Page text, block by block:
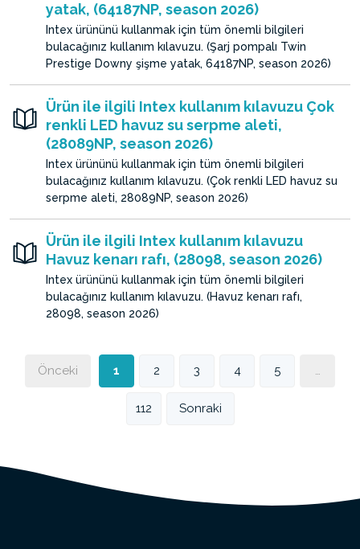
yatak, (64187NP, season 2026)
Intex ürününü kullanmak için tüm önemli bilgileri
bulacağınız kullanım kılavuzu. (Şarj pompalı Twin
Prestige Downy şişme yatak, 64187NP, season 2026)
Ürün ile ilgili Intex kullanım kılavuzu Çok
renkli LED havuz su serpme aleti,
(28089NP, season 2026)
Intex ürününü kullanmak için tüm önemli bilgileri
bulacağınız kullanım kılavuzu. (Çok renkli LED havuz su
serpme aleti, 28089NP, season 2026)
Ürün ile ilgili Intex kullanım kılavuzu
Havuz kenarı rafı, (28098, season 2026)
Intex ürününü kullanmak için tüm önemli bilgileri
bulacağınız kullanım kılavuzu. (Havuz kenarı rafı,
28098, season 2026)
Önceki 1 2 3 4 5 …
112 Sonraki